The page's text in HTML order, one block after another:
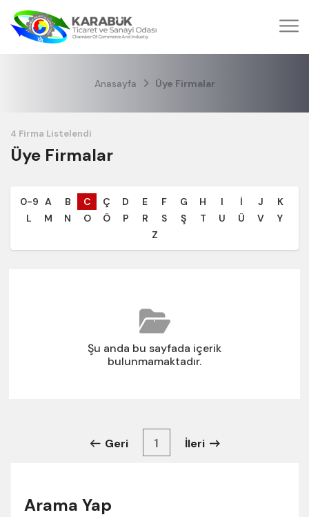
Anasayfa Üye Firmalar
Arama Yap
Üye Firmalar
0-9 A B C Ç D E F G H I İ J
K
L
M N O Ö P R S Ş T U Ü V
Y
Z
Şu anda bu sayfada içerik
bulunmamaktadır.
Geri 1 İleri